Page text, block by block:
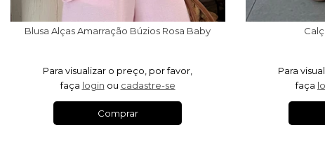
Blusa Alças Amarração Búzios Rosa Baby
Para visualizar o preço, por favor,
faça login ou cadastre-se
Comprar
Para
faça